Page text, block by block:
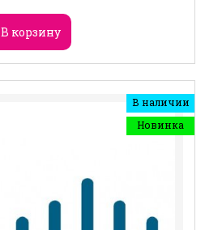
В корзину
В наличии
Новинка